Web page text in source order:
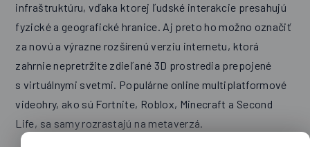
infraštruktúru, vďaka ktorej ľudské interakcie presahujú
fyzické a geografické hranice. Aj preto ho možno označiť
za novú a výrazne rozšírenú verziu internetu, ktorá
zahrnie nepretržite zdieľané 3D prostredia prepojené
s virtuálnymi svetmi. Populárne online multiplatformové
videohry, ako sú Fortnite, Roblox, Minecraft a Second
Life, sa samy rozrastajú na metaverzá.